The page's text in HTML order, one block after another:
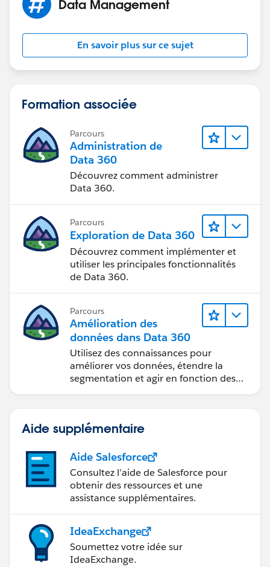
Data Management
En savoir plus sur ce sujet
Formation associée
Parcours
Administration de
Data 360
Découvrez comment administrer
Data 360.
Parcours
Exploration de Data 360
Découvrez comment implémenter et
utiliser les principales fonctionnalités
de Data 360.
Parcours
Amélioration des
données dans Data 360
Utilisez des connaissances pour
améliorer vos données, étendre la
segmentation et agir en fonction des
données.
Aide supplémentaire
Aide Salesforce
Consultez l’aide de Salesforce pour
obtenir des ressources et une
assistance supplémentaires.
IdeaExchange
Soumettez votre idée sur
IdeaExchange.